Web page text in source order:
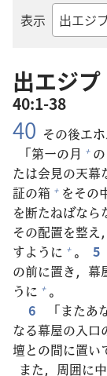
表示
聖
の
書
名
出エジ
40:1-38
40 その後エ
「第一の月 +
たは会見の天幕
証の箱 + をその
を断たねばなら
その配置を整え，
すように + 。 5
の前に置き， 幕
うに + 。
6
「またあ
なる幕屋の入口
壇との間に置い
また， 周囲に中